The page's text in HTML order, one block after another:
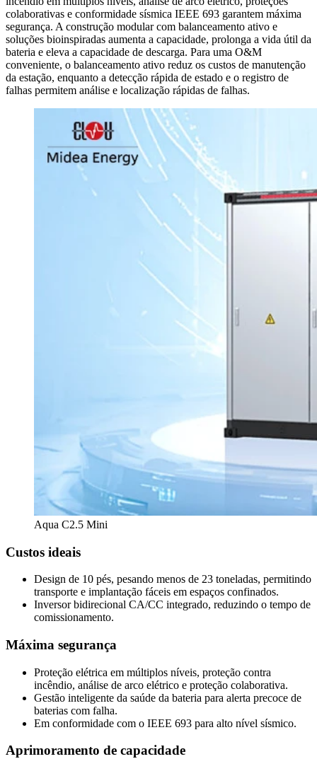
colaborativas e conformidade sísmica IEEE 693 garantem máxima
segurança. A construção modular com balanceamento ativo e
soluções bioinspiradas aumenta a capacidade, prolonga a vida útil da
bateria e eleva a capacidade de descarga. Para uma O&M
conveniente, o balanceamento ativo reduz os custos de manutenção
da estação, enquanto a detecção rápida de estado e o registro de
falhas permitem análise e localização rápidas de falhas.
Aqua C2.5 Mini
Custos ideais
Design de 10 pés, pesando menos de 23 toneladas, permitindo
transporte e implantação fáceis em espaços confinados.
Inversor bidirecional CA/CC integrado, reduzindo o tempo de
comissionamento.
Máxima segurança
Proteção elétrica em múltiplos níveis, proteção contra
incêndio, análise de arco elétrico e proteção colaborativa.
Gestão inteligente da saúde da bateria para alerta precoce de
baterias com falha.
Em conformidade com o IEEE 693 para alto nível sísmico.
Aprimoramento de capacidade